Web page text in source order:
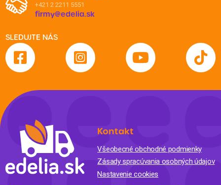
+421 2 2211 5551
firmy@edelia.sk
SLEDUJTE NÁS
Kontakt
Všeobecné obchodné podmienky
Zásady spracúvania osobných údajov
Nastavenie cookies